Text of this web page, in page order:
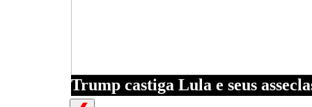
Trump castiga Lula e seus